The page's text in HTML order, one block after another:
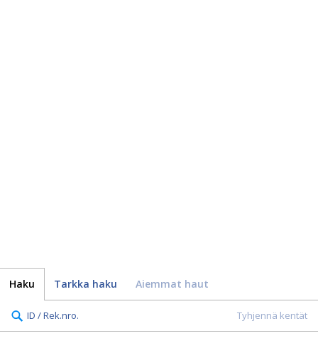
Haku Tarkka haku Aiemmat haut
Tyhjennä kentät
ID / Rek.nro.